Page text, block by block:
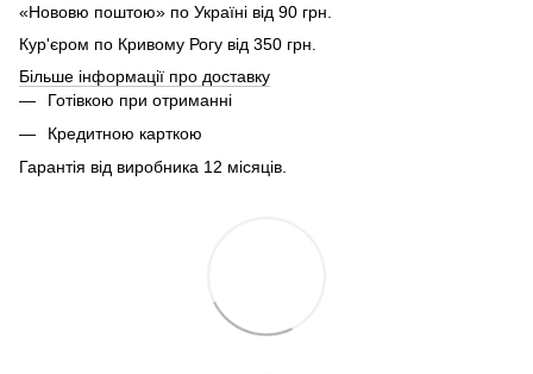
«Нововю поштою» по Україні від 90 грн.
Кур'єром по Кривому Рогу від 350 грн.
Більше інформації про доставку
Готівкою при отриманні
Кредитною карткою
Гарантія від виробника 12 місяців.